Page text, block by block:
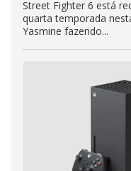
Street Fighter 6 está
quarta temporada
Yasmine fazendo...